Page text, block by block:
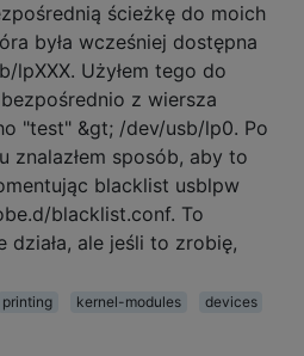
ścieżkę do moich
była wcześniej dostępna
lpXXX. Użyłem tego do
z wiersza
"test" &gt; /dev/usb/lp0. Po
znalazłem sposób, aby to
blacklist usblpw
blacklist.conf. To
działa, ale jeśli to zrobię,
printing kernel-modules
devices